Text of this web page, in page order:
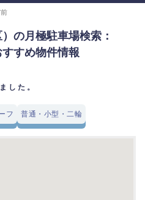
の月極駐車場検索：
すめ物件情報
した。
フ 普通・小型・二輪